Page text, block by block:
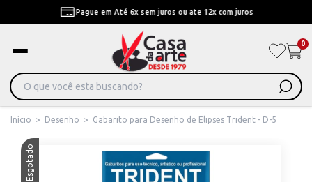
Pague em Até 6x sem juros ou ate 12x com juros
0
Início > Desenho > Gabarito para Desenho de Elipses Trident - D-5
Esgotado